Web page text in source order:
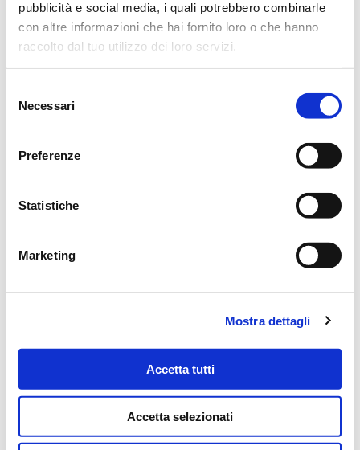
pubblicità e social media, i quali potrebbero combinarle
con altre informazioni che hai fornito loro o che hanno
raccolto dal tuo utilizzo dei loro servizi.
delNecessari
Preferenze
Statistiche
Marketing
Mostra dettagli
Accetta tutti
Accetta selezionati
cimitero di Codemondo.
Si ringraziano anticipatamente coloro che interverranno alla
cerimonia.
CONDIVIDI
Lascia ora un messaggio di vicinanza alla famiglia di NOEMI.
Il tuo indirizzo email non sarà pubblicato.